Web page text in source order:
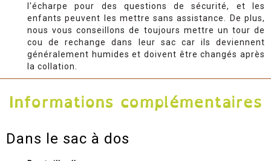
l'écharpe pour des questions de sécurité, et les
enfants peuvent les mettre sans assistance. De plus,
nous vous conseillons de toujours mettre un tour de
cou de rechange dans leur sac car ils deviennent
généralement humides et doivent être changés après
la collation.
Dans le sac à dos